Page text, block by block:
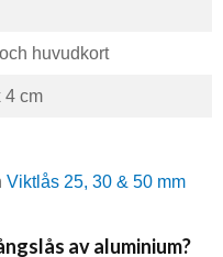
huvudkort
4 cm
Viktlås 25, 30 & 50 mm
av aluminium?